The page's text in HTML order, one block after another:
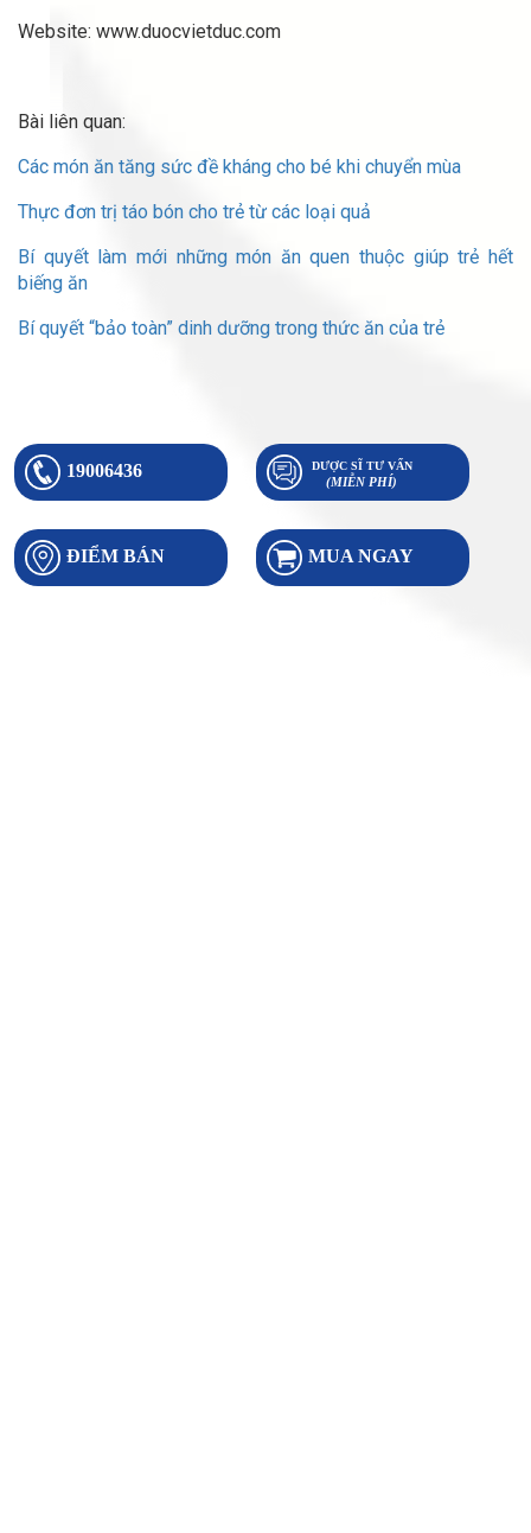
Website: www.duocvietduc.com
Bài liên quan:
Các món ăn tăng sức đề kháng cho bé khi chuyển mùa
Thực đơn trị táo bón cho trẻ từ các loại quả
Bí quyết làm mới những món ăn quen thuộc giúp trẻ hết
biếng ăn
Bí quyết “bảo toàn” dinh dưỡng trong thức ăn của trẻ
19006436 DƯỢC SĨ TƯ VẤN
(MIỄN PHÍ)
ĐIỂM BÁN MUA NGAY